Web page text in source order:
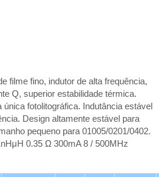
filme fino, indutor de alta frequência,
Q, superior estabilidade térmica.
fotolitográfica. Indutância estável
Design altamente estável para
pequeno para 01005/0201/0402.
0.35 Ω 300mA 8 / 500MHz